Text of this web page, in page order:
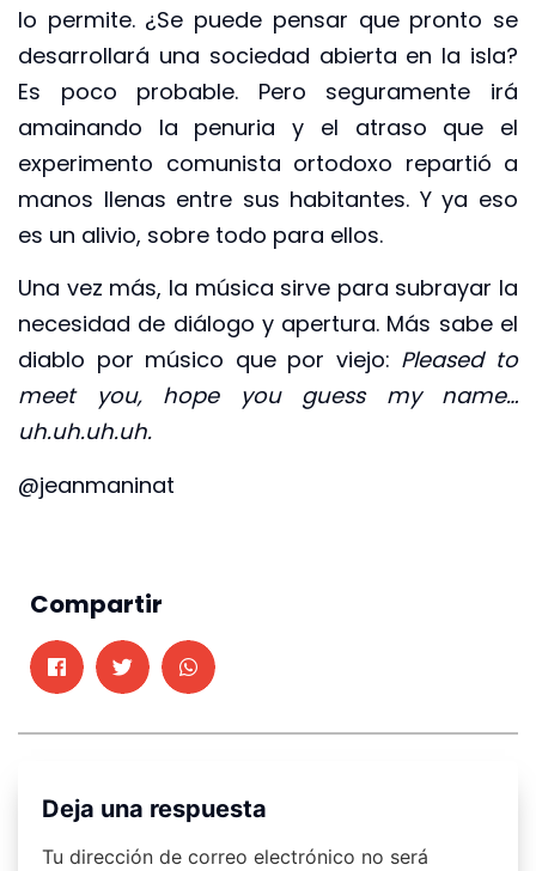
lo permite. ¿Se puede pensar que pronto se
desarrollará una sociedad abierta en la isla?
Es poco probable. Pero seguramente irá
amainando la penuria y el atraso que el
experimento comunista ortodoxo repartió a
manos llenas entre sus habitantes. Y ya eso
es un alivio, sobre todo para ellos.
Una vez más, la música sirve para subrayar la
necesidad de diálogo y apertura. Más sabe el
diablo por músico que por viejo: Pleased to
meet you, hope you guess my name…
uh.uh.uh.uh.
@jeanmaninat
Compartir
Deja una respuesta
Tu dirección de correo electrónico no será